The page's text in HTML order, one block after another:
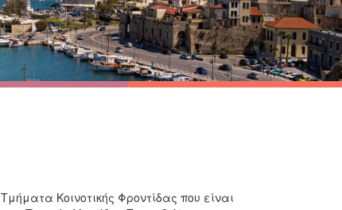
Κοινοτικής Φροντίδας που είναι